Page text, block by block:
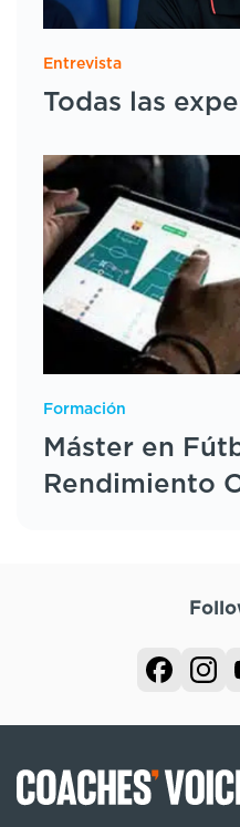
Entrevista
Todas las
Formación
Máster en
Rendimiento